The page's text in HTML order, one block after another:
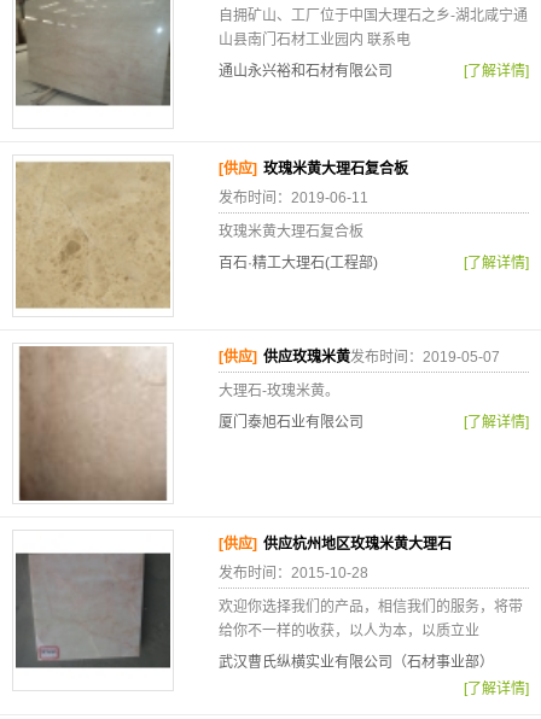
自拥矿山、工厂位于中国大理石之乡-湖北咸宁通
山县南门石材工业园内 联系电
通山永兴裕和石材有限公司
[了解详情]
[供应] 玫瑰米黄大理石复合板
发布时间：2019-06-11
玫瑰米黄大理石复合板
百石·精工大理石(工程部)
[了解详情]
[供应] 供应玫瑰米黄发布时间：2019-05-07
大理石-玫瑰米黄。
厦门泰旭石业有限公司
[了解详情]
[供应] 供应杭州地区玫瑰米黄大理石
发布时间：2015-10-28
欢迎你选择我们的产品，相信我们的服务，将带
给你不一样的收获，以人为本，以质立业
武汉曹氏纵横实业有限公司（石材事业部）
[了解详情]